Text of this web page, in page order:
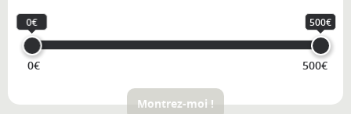
0€ 500€
0€ 500€
Montrez-moi !